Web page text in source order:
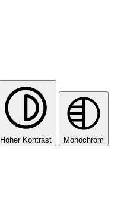
Hoher Kontrast Monochrom